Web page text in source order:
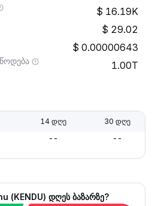
16.19K
29.02
0.00000643
1.00T
14 დღე 30 დღე
-- --
(KENDU) დღეს ბაზარზე?